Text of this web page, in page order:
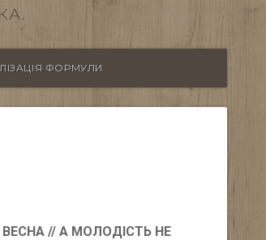
ФОРМУЛИ
// А МОЛОДІСТЬ НЕ